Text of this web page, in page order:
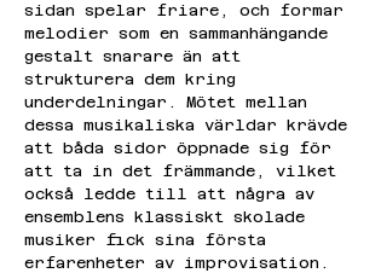
sidan spelar friare, och formar
melodier som en sammanhängande
gestalt snarare än att
strukturera dem kring
underdelningar. Mötet mellan
dessa musikaliska världar krävde
att båda sidor öppnade sig för
att ta in det främmande, vilket
också ledde till att några av
ensemblens klassiskt skolade
musiker fick sina första
erfarenheter av improvisation.